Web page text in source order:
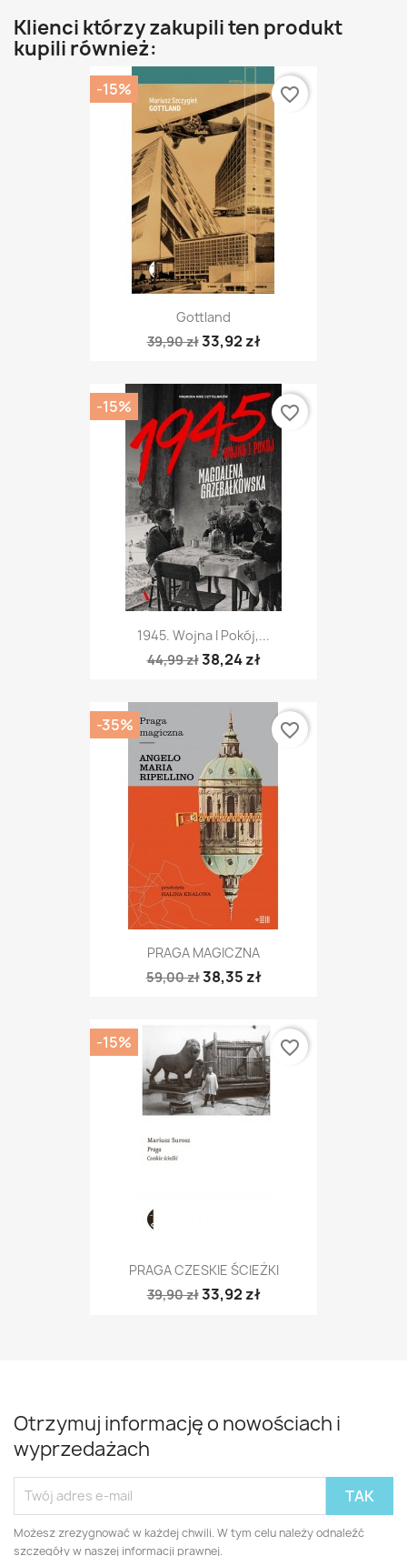
Klienci którzy zakupili ten produkt
kupili również:
Gottland
39,90 zł33,92 zł
-15% favorite_border
1945. Wojna I Pokój,...
44,99 zł38,24 zł
-15% favorite_border
PRAGA MAGICZNA
59,00 zł38,35 zł
-35% favorite_border
PRAGA CZESKIE ŚCIEŻKI
39,90 zł33,92 zł
-15% favorite_border
Otrzymuj informację o nowościach i
wyprzedażach
Możesz zrezygnować w każdej chwili. W tym celu należy odnaleźć
szczegóły w naszej informacji prawnej.